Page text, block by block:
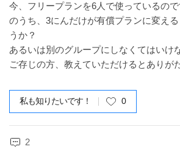
今、フリープランを6人で使っているの
のうち、3にんだけが有償プランに変え
うか？
あるいは別のグループにしなくてはいけ
ご存じの方、教えていただけるとありが
私も知りたいです！ 0
2